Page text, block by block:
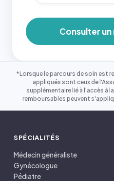
Consulter
*Lorsque le parcours de soin est
appliqués sont ceux de
supplémentaire lié à l'accès à
remboursables peuvent
SPÉCIALITÉS
Médecin généraliste
Gynécologue
Pédiatre